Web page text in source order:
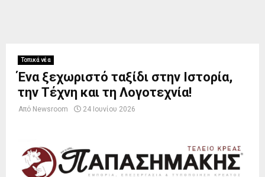
Τοπικά νέα
Ένα ξεχωριστό ταξίδι στην Ιστορία,
την Τέχνη και τη Λογοτεχνία!
Από Newsroom 24 Ιουνίου 2026